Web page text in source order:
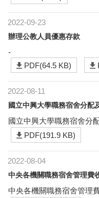
2022-09-23
辦理公教人員優惠存款
-
PDF(64.5 KB)
2022-08-11
國立中興大學職務宿舍分配
國立中興大學職務宿舍分
PDF(191.9 KB)
2022-08-04
中央各機關職務宿舍管理費
中央各機關職務宿舍管理